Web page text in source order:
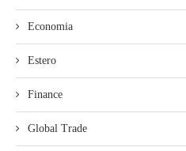
Economia
Estero
Finance
Global Trade